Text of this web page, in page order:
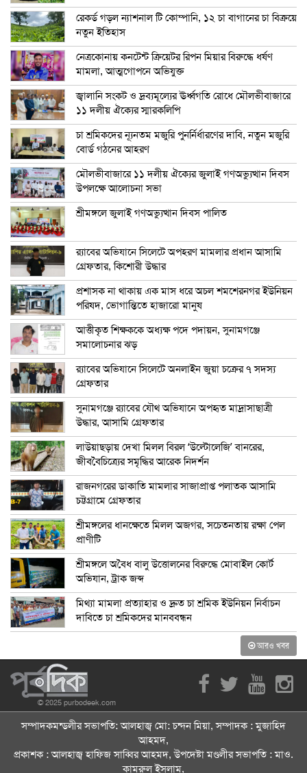
রেকর্ড গড়ল ন্যাশনাল টি কোম্পানি, ১২ চা বাগানের চা বিক্রয়ে
নতুন ইতিহাস
নেত্রকোনায় কনটেন্ট ক্রিয়েটর রিপন মিয়ার বিরুদ্ধে ধর্ষণ
মামলা, আত্মগোপনে অভিযুক্ত
জ্বালানি সংকট ও দ্রব্যমূল্যের ঊর্ধ্বগতি রোধে মৌলভীবাজারে
১১ দলীয় ঐক্যের স্মারকলিপি
চা শ্রমিকদের ন্যূনতম মজুরি পুনর্নির্ধারণের দাবি, নতুন মজুরি
বোর্ড গঠনের আহরণ
মৌলভীবাজারে ১১ দলীয় ঐক্যের জুলাই গণঅভ্যুত্থান দিবস
উপলক্ষে আলোচনা সভা
শ্রীমঙ্গলে জুলাই গণঅভ্যুত্থান দিবস পালিত
র‍্যাবের অভিযানে সিলেটে অপহরণ মামলার প্রধান আসামি
গ্রেফতার, কিশোরী উদ্ধার
প্রশাসক না থাকায় এক মাস ধরে অচল শমশেরনগর ইউনিয়ন
পরিষদ, ভোগান্তিতে হাজারো মানুষ
আত্তীকৃত শিক্ষককে অধ্যক্ষ পদে পদায়ন, সুনামগঞ্জে
সমালোচনার ঝড়
র‍্যাবের অভিযানে সিলেটে অনলাইন জুয়া চক্রের ৭ সদস্য
গ্রেফতার
সুনামগঞ্জে র‍্যাবের যৌথ অভিযানে অপহৃত মাদ্রাসাছাত্রী
উদ্ধার, আসামি গ্রেফতার
লাউয়াছড়ায় দেখা মিলল বিরল ‘উল্টোলেজি’ বানরের,
জীববৈচিত্র্যের সমৃদ্ধির আরেক নিদর্শন
রাজনগরের ডাকাতি মামলার সাজাপ্রাপ্ত পলাতক আসামি
চট্টগ্রামে গ্রেফতার
শ্রীমঙ্গলের ধানক্ষেতে মিলল অজগর, সচেতনতায় রক্ষা পেল
প্রাণীটি
শ্রীমঙ্গলে অবৈধ বালু উত্তোলনের বিরুদ্ধে মোবাইল কোর্ট
অভিযান, ট্রাক জব্দ
মিথ্যা মামলা প্রত্যাহার ও দ্রুত চা শ্রমিক ইউনিয়ন নির্বাচন
দাবিতে চা শ্রমিকদের মানববন্ধন
আরও খবর
© 2025 purbodeek.com
সম্পাদকমন্ডলীর সভাপতি: আলহাজ্ব মো: চন্দন মিয়া, সম্পাদক : মুজাহিদ
আহমদ,
প্রকাশক : আলহাজ্ব হাফিজ সাব্বির আহমদ, উপদেষ্টা মণ্ডলীর সভাপতি : মাও.
কামরুল ইসলাম,